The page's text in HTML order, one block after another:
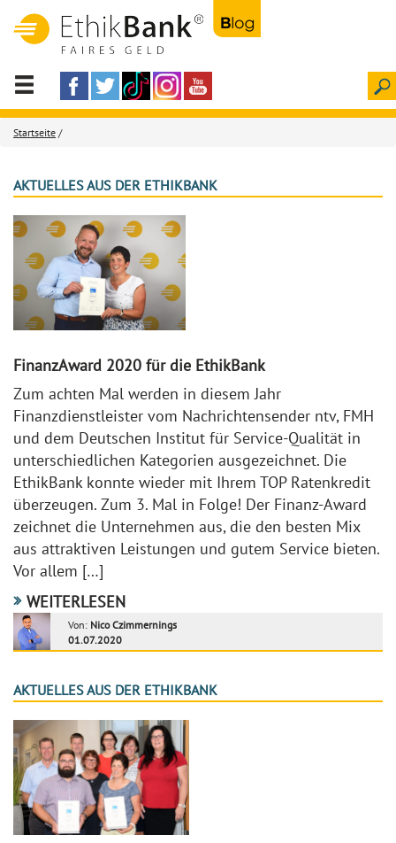
Startseite /
AKTUELLES AUS DER ETHIKBANK
FinanzAward 2020 für die EthikBank
Zum achten Mal werden in diesem Jahr
Finanzdienstleister vom Nachrichtensender ntv, FMH
und dem Deutschen Institut für Service-Qualität in
unterschiedlichen Kategorien ausgezeichnet. Die
EthikBank konnte wieder mit Ihrem TOP Ratenkredit
überzeugen. Zum 3. Mal in Folge! Der Finanz-Award
zeichnet die Unternehmen aus, die den besten Mix
aus attraktiven Leistungen und gutem Service bieten.
Vor allem […]
WEITERLESEN
Von: Nico Czimmernings
01.07.2020
AKTUELLES AUS DER ETHIKBANK